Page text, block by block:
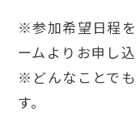
※参加希望日程
ームよりお申し
※どんなことで
す。